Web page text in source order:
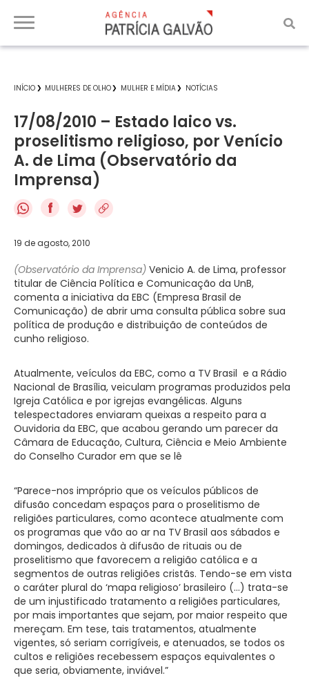
INÍCIO MULHERES DE OLHO MULHER E MÍDIA NOTÍCIAS
17/08/2010 – Estado laico vs.
proselitismo religioso, por Venício
A. de Lima (Observatório da
Imprensa)
f
19 de agosto, 2010
(Observatório da Imprensa) Venicio A. de Lima, professor
titular de Ciência Política e Comunicação da UnB,
comenta a iniciativa da EBC (Empresa Brasil de
Comunicação) de abrir uma consulta pública sobre sua
política de produção e distribuição de conteúdos de
cunho religioso.
Atualmente, veículos da EBC, como a TV Brasil e a Rádio
Nacional de Brasília, veiculam programas produzidos pela
Igreja Católica e por igrejas evangélicas. Alguns
telespectadores enviaram queixas a respeito para a
Ouvidoria da EBC, que acabou gerando um parecer da
Câmara de Educação, Cultura, Ciência e Meio Ambiente
do Conselho Curador em que se lê
“Parece-nos impróprio que os veículos públicos de
difusão concedam espaços para o proselitismo de
religiões particulares, como acontece atualmente com
os programas que vão ao ar na TV Brasil aos sábados e
domingos, dedicados à difusão de rituais ou de
proselitismo que favorecem a religião católica e a
segmentos de outras religiões cristãs. Tendo-se em vista
o caráter plural do ‘mapa religioso’ brasileiro (…) trata-se
de um injustificado tratamento a religiões particulares,
por mais importantes que sejam, por maior respeito que
mereçam. Em tese, tais tratamentos, atualmente
vigentes, só seriam corrigíveis, e atenuados, se todos os
cultos e religiões recebessem espaços equivalentes o
que seria, obviamente, inviável.”